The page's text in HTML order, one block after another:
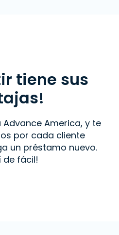
tiene sus
America, y te
por cada cliente
un préstamo nuevo.
de fácil!